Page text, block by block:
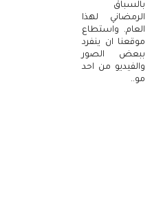
بالسباق
الرمضاني لهذا
العام. واستطاع
موقعنا ان ينفرد
ببعض الصور
والفيديو من احد
مو..